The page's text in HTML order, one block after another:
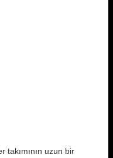
takımının uzun bir